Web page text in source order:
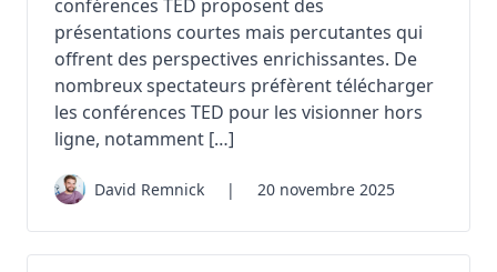
conférences TED proposent des
présentations courtes mais percutantes qui
offrent des perspectives enrichissantes. De
nombreux spectateurs préfèrent télécharger
les conférences TED pour les visionner hors
ligne, notamment […]
David Remnick | 20 novembre 2025